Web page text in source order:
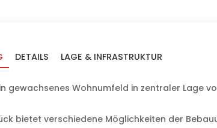
DETAILS LAGE & INFRASTRUKTUR
gewachsenes Wohnumfeld in zentraler Lage
bietet verschiedene Möglichkeiten der